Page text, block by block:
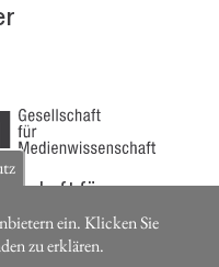
für
die Zeitschrift für
kostenlos.
ein. Klicken Sie
zu erklären.